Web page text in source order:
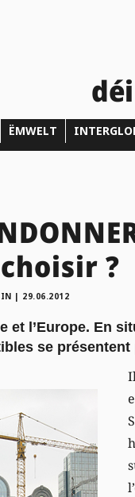
ËMWELT
?
| 29.06.2012
et l’Europe. En
se